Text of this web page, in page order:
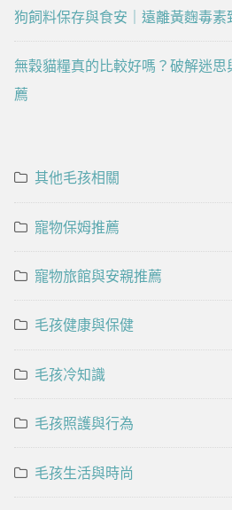
狗飼料保存與食安｜遠離黃麴毒素
無穀貓糧真的比較好嗎？破解迷
薦
其他毛孩相關
寵物保姆推薦
寵物旅館與安親推薦
毛孩健康與保健
毛孩冷知識
毛孩照護與行為
毛孩生活與時尚